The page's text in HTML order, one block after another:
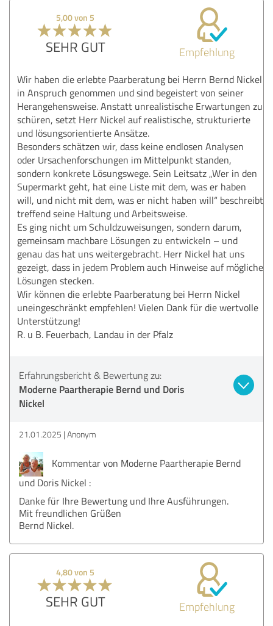
5,00 von 5
SEHR GUT Empfehlung
Wir haben die erlebte Paarberatung bei Herrn Bernd Nickel
in Anspruch genommen und sind begeistert von seiner
Herangehensweise. Anstatt unrealistische Erwartungen zu
schüren, setzt Herr Nickel auf realistische, strukturierte
und lösungsorientierte Ansätze.
Besonders schätzen wir, dass keine endlosen Analysen
oder Ursachenforschungen im Mittelpunkt standen,
sondern konkrete Lösungswege. Sein Leitsatz „Wer in den
Supermarkt geht, hat eine Liste mit dem, was er haben
will, und nicht mit dem, was er nicht haben will“ beschreibt
treffend seine Haltung und Arbeitsweise.
Es ging nicht um Schuldzuweisungen, sondern darum,
gemeinsam machbare Lösungen zu entwickeln – und
genau das hat uns weitergebracht. Herr Nickel hat uns
gezeigt, dass in jedem Problem auch Hinweise auf mögliche
Lösungen stecken.
Wir können die erlebte Paarberatung bei Herrn Nickel
uneingeschränkt empfehlen! Vielen Dank für die wertvolle
Unterstützung!
R. u B. Feuerbach, Landau in der Pfalz
Erfahrungsbericht & Bewertung zu:
Moderne Paartherapie Bernd und Doris
Nickel
21.01.2025 Anonym
Kommentar von Moderne Paartherapie Bernd
und Doris Nickel :
Danke für Ihre Bewertung und Ihre Ausführungen.
Mit freundlichen Grüßen
Bernd Nickel.
4,80 von 5
SEHR GUT Empfehlung